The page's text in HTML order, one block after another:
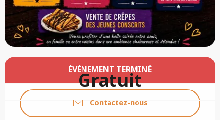
Ouverture et coordonnées
ÉVÉNEMENT TERMINÉ
Gratuit
Contactez-nous